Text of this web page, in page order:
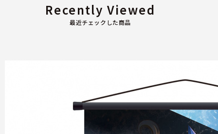
最近チェックした商品
Recently Viewed